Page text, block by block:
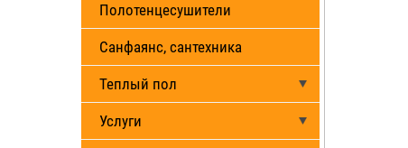
Полотенцесушители
Санфаянс, сантехника
Теплый пол
Услуги